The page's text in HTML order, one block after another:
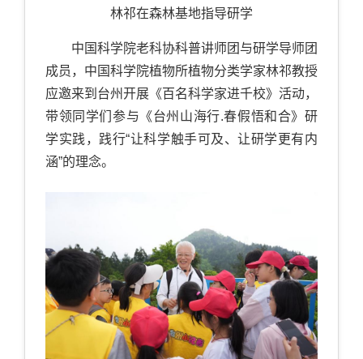
林祁在森林基地指导研学
中国科学院老科协科普讲师团与研学导师团
成员，中国科学院植物所植物分类学家林祁教授
应邀来到台州开展《百名科学家进千校》活动，
带领同学们参与《台州山海行.春假悟和合》研
学实践，践行“让科学触手可及、让研学更有内
涵”的理念。